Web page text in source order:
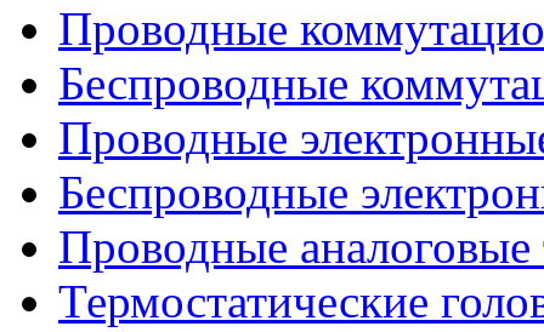
Проводные
Беспроводные
Проводные
Беспроводные
Проводные аналоговые
Термостатические